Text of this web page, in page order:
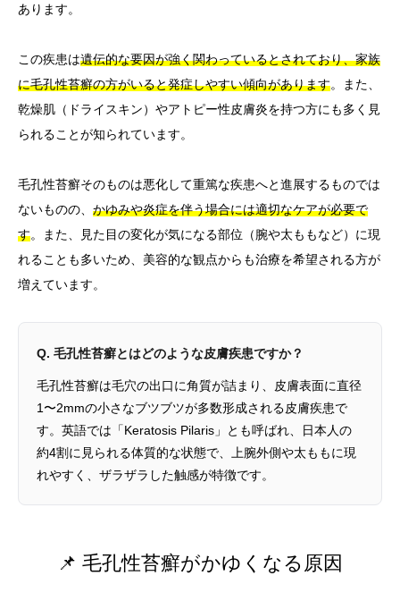
あります。
この疾患は遺伝的な要因が強く関わっているとされており、家族
に毛孔性苔癬の方がいると発症しやすい傾向があります。また、
乾燥肌（ドライスキン）やアトピー性皮膚炎を持つ方にも多く見
られることが知られています。
毛孔性苔癬そのものは悪化して重篤な疾患へと進展するものでは
ないものの、 かゆみや炎症を伴う場合には適切なケアが必要で
す。また、見た目の変化が気になる部位（腕や太ももなど）に現
れることも多いため、美容的な観点からも治療を希望される方が
増えています。
Q. 毛孔性苔癬とはどのような皮膚疾患ですか？
毛孔性苔癬は毛穴の出口に角質が詰まり、皮膚表面に直径
1〜2mmの小さなブツブツが多数形成される皮膚疾患で
す。英語では「Keratosis Pilaris」とも呼ばれ、日本人の
約4割に見られる体質的な状態で、上腕外側や太ももに現
れやすく、ザラザラした触感が特徴です。
📌 毛孔性苔癬がかゆくなる原因